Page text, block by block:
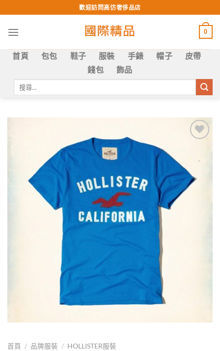
to
content
歡迎訪問高仿奢侈品店
0
首頁 包包 鞋子 服裝 手錶 帽子
皮帶
錢包
飾品
首頁 / 品牌服裝 / HOLLISTER服裝